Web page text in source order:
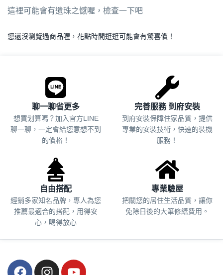
這裡可能會有遺珠之憾喔，檢查一下吧
您還沒瀏覽過商品喔，花點時間逛逛可能會有驚喜價！
聊一聊省更多
想買划算嗎？加入官方LINE
聊一聊，一定會給您意想不到
的價格！
完善服務 到府安裝
到府安裝保障住家品質，提供
專業的安裝技術，快速的裝機
服務！
自由搭配
經銷多家知名品牌，專人為您
推薦最適合的搭配，用得安
心，喝得放心
專業驗屋
把關您的居住生活品質， 讓你
免除日後的大筆修繕費用。